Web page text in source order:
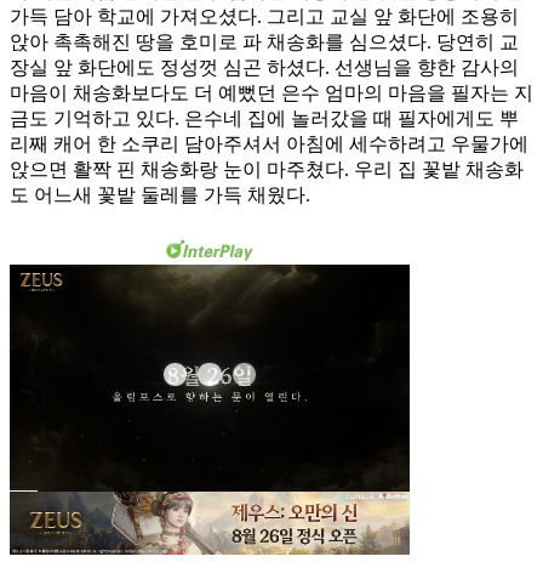
가득 담아 학교에 가져오셨다. 그리고 교실 앞 화단에 조용히
앉아 촉촉해진 땅을 호미로 파 채송화를 심으셨다. 당연히 교
장실 앞 화단에도 정성껏 심곤 하셨다. 선생님을 향한 감사의
마음이 채송화보다도 더 예뻤던 은수 엄마의 마음을 필자는 지
금도 기억하고 있다. 은수네 집에 놀러갔을 때 필자에게도 뿌
리째 캐어 한 소쿠리 담아주셔서 아침에 세수하려고 우물가에
앉으면 활짝 핀 채송화랑 눈이 마주쳤다. 우리 집 꽃밭 채송화
도 어느새 꽃밭 둘레를 가득 채웠다.